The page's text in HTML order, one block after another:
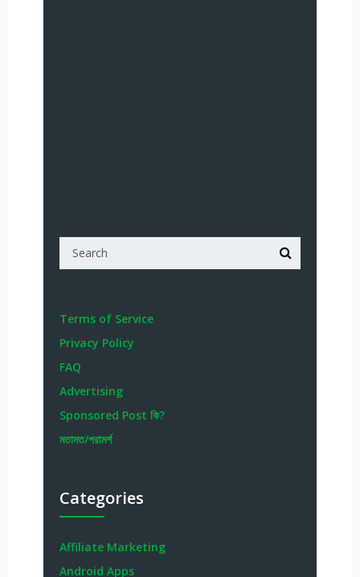
Terms of Service
Privacy Policy
FAQ
Advertising
Sponsored Post কি?
মতামত/পরামর্শ
Categories
Affiliate Marketing
Android Apps